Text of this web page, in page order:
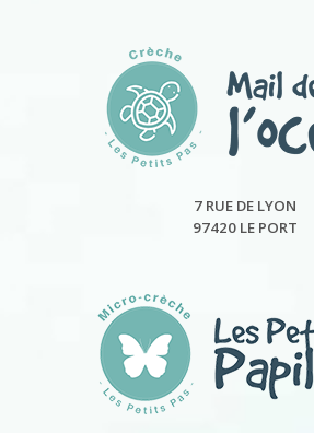
7 RUE DE LYON
97420 LE PORT